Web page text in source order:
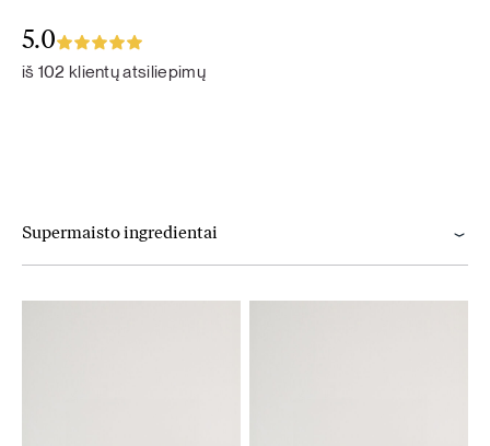
5.0
iš 102 klientų atsiliepimų
Supermaisto ingredientai